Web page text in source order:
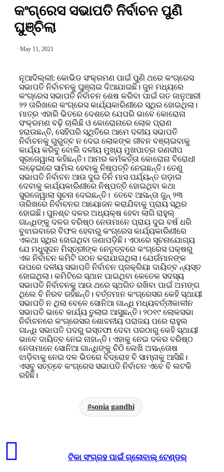
କଂଗ୍ରେସ ସଭାପତି ନିର୍ବାଚନ ପୁଣି
ଘୁଞ୍ଚିଲା
May 11, 2021
ନୂଆଦିଲ୍ଲୀ: କୋଭିଡ ସଂକ୍ରମଣ ପାଇଁ ପୁଣି ଥରେ କଂଗ୍ରେସ
ସଭାପତି ନିର୍ବାଚନକୁ ଘୁଞ୍ଚାଇ ଦିଆଯାଇଛି। ଜୁନ ମଧ୍ୟରେ
କଂଗ୍ରେସ ସଭାପତି ନିର୍ବାଚନ ଶେଷ କରିବା ପାଇଁ ଗତ ଜାନୁଆରୀ
୨୨ ତାରିଖରେ କଂଗ୍ରେସ କାର୍ଯ୍ୟକାରିଣୀରେ ସ୍ଥିର ହୋଇଥିଲା।
ମାତ୍ର ଏହାରି ଭିତରେ ଦେଶରେ ଯେପରି ଭାବେ କୋରୋନା
ସଂକ୍ରମଣ ବଢ଼ି ଚାଲିଛି ଓ କୋରୋନାରେ ଲୋକ ପ୍ରାଣ
ହରାଉଛନ୍ତି, ସେହିପରି ସ୍ଥିତିରେ ଆମେ ଦଳୀୟ ସଭାପତି
ନିର୍ବାଚନକୁ ଗୁରୁତ୍ବ ନ ଦେଇ ଲୋକଙ୍କ ଜୀବନ ବଞ୍ଚାଇବାକୁ
କାର୍ଯ୍ୟ କରିବୁ ବୋଲି ଦଳୀୟ ମୁଖ୍ୟ ମୁଖପାତ୍ର ରଣଦୀପ
ସୂରଜେୱାଲା କହିଛନ୍ତି। ଆମର କର୍ମକର୍ତ୍ତା କୋରୋନା ବିରୋଧୀ
ଲଢ଼େଇରେ ସାମିଲ ହେବାକୁ ନିଷ୍ପତ୍ତି ନେଇଛନ୍ତି। ତେଣୁ
ସଭାପତି ନିର୍ବାଚନ ଆଉ ଦୁଇ ତିନି ମାସ ପର୍ଯ୍ୟନ୍ତ ଗଡ଼ାଇ
ଦେବାକୁ କାର୍ଯ୍ୟକାରିଣୀରେ ନିଷ୍ପତ୍ତି ହୋଇଥିବା କଥା
ସୁରଜେୱାଲା ସୂଚନା ଦେଇଛନ୍ତି। ତେବେ ଆସନ୍ତା ଜୁନ୍‌ ୨୩
ତାରିଖରେ ନିର୍ବାଚନର ଆୟୋଜନ କରାଯିବାକୁ ପ୍ରାୟ ସ୍ଥିର
ହୋଇଛି। ପୁନଶ୍ଚ ଦଳର ଅଧ୍ୟକ୍ଷ ହେବା ଲାଗି ରାହୁଲ୍‌
ଗାନ୍ଧିଙ୍କୁ ଦଳର ବରିଷ୍ଠ ନେତାମାନେ ପ୍ରାୟ ଦୁଇ ବର୍ଷ ଧରି
ବୁଝାଇବାରେ ବିଫଳ ହେବାରୁ କଂଗ୍ରେସ କାର୍ଯ୍ୟକାରିଣୀରେ
ଏକଥା ସ୍ଥିର ହୋଇଥିବା ଜଣାପଡ଼ିଛି। ଏଠାରେ ସୂଚନାଯୋଗ୍ୟ
ଯେ ମଧୁସୂଦନ ମିସ୍ତ୍ରୀଙ୍କ ନେତୃତ୍ବରେ କଂଗ୍ରେସ ପକ୍ଷରୁ
ଏକ ନିର୍ବାଚନ କମିଟି ଗଠନ କରାଯାଇଥିଲା। ଯେଉଁମାନଙ୍କ
ଉପରେ ଦଳୀୟ ସଭାପତି ନିର୍ବାଚନ ପ୍ରକ୍ରିୟା ଦାୟିତ୍ବ ନ୍ୟସ୍ତ
ହୋଇଥିଲା। କମିଟିରେ ସ୍ଥାନ ପାଇଥିବା କେତେକ ସଦସ୍ୟ
ସଭାପତି ନିର୍ବାଚନକୁ ଆଉ ଥରେ ସ୍ଥଗିତ ରଖିବା ପାଇଁ ଅମଙ୍ଗ
ଥିଲେ ବି ନିରବ ରହିଛନ୍ତି। ବର୍ତ୍ତମାନ କଂଗ୍ରେସର କେହି ସ୍ଥାୟୀ
ସଭାପତି ନ ଥିଲା ବେଳେ ସୋନିଆ ଗାନ୍ଧି ମଧ୍ୟବର୍ତ୍ତୀକାଳୀନ
ସଭାପତି ଭାବେ କାର୍ଯ୍ୟ ତୁଲାଇ ଆସୁଛନ୍ତି। ୨୦୧୯ ଲୋକସଭା
ନିର୍ବାଚନରେ କଂଗ୍ରେସର ଶୋଚନୀୟ ପରାଜୟ ପରେ ରାହୁଲ
ଗାନ୍ଧି ସଭାପତି ପଦରୁ ଇସ୍ତଫା ଦେବା ପରଠାରୁ କେହି ସ୍ଥାୟୀ
ଭାବେ ଦାୟିତ୍ବ ନେଇ ନାହାନ୍ତି। ଏହାକୁ ନେଇ ଦଳର ବରିଷ୍ଠ
ନେତାମାନେ ସୋନିଆ ଗାନ୍ଧିଙ୍କୁ ଚିଠି ଲେଖି ଅସନ୍ତୋଷ
ଝାଡ଼ିବାକୁ ନେଇ ଦଳ ଭିତରେ ବିଦ୍ରୋହ ବି ସାମ୍ନାକୁ ଆସିଛି।
ଏସବୁ ସତ୍ତ୍ବେ କଂଗ୍ରେସ ସଭାପତି ନିର୍ବାଚନ ଏବେ ବି ଲଟକି
ରହିଛି।
sonia gandhi
ଟିକା ସଂଗ୍ରହ ପାଇଁ ଗ୍ଲୋବାଲ୍ ଟେଣ୍ଡର୍‌